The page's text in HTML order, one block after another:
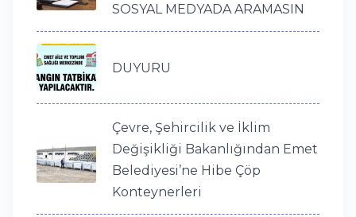
SOSYAL MEDYADA ARAMASIN
DUYURU
Çevre, Şehircilik ve İklim
Değişikliği Bakanlığından Emet
Belediyesi’ne Hibe Çöp
Konteynerleri